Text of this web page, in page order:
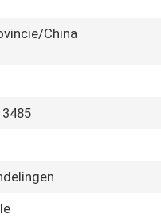
China